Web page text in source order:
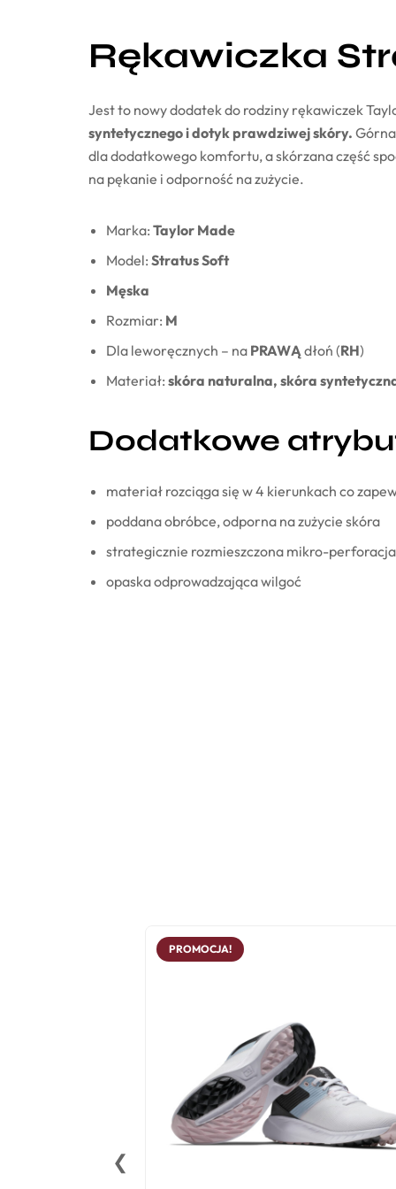
Rękawiczka
Jest to nowy dodatek do rodziny rękawiczek
syntetycznego i dotyk prawdziwej skóry.
dla dodatkowego komfortu, a skórzana część
na pękanie i odporność na zużycie.
Marka: Taylor Made
Model: Stratus Soft
Męska
Rozmiar: M
Dla leworęcznych – na PRAWĄdłoń (RH)
Materiał: skóra naturalna, skóra
Dodatkowe
materiał rozciąga się w 4 kierunkach co
poddana obróbce, odporna na zużycie skóra
strategicznie rozmieszczona mikro-
opaska odprowadzająca wilgoć
❮
PROMOCJA!